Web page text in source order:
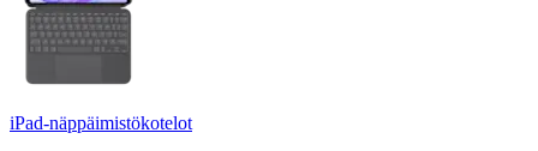
iPad-näppäimistökotelot